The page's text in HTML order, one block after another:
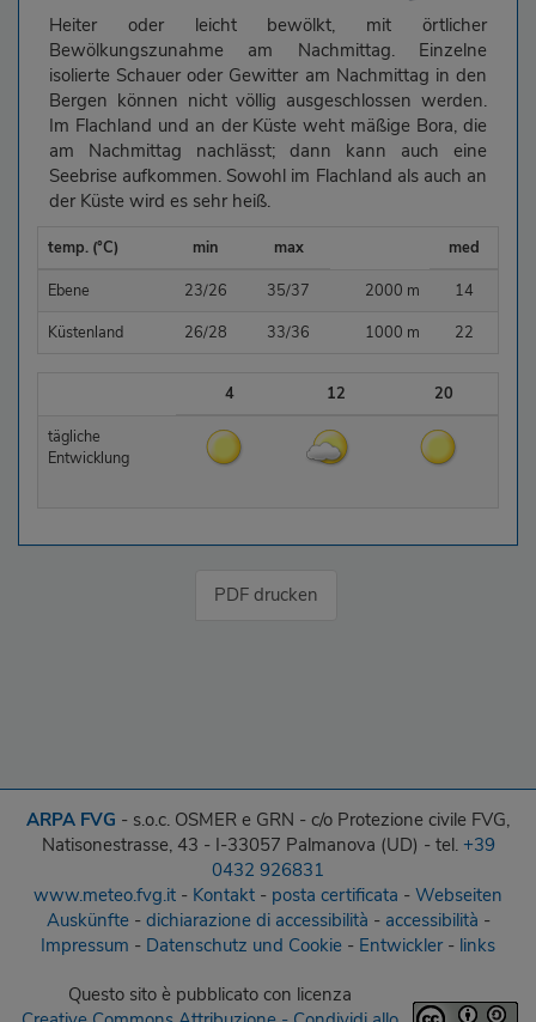
Heiter oder leicht bewölkt, mit örtlicher
Bewölkungszunahme am Nachmittag. Einzelne
isolierte Schauer oder Gewitter am Nachmittag in den
Bergen können nicht völlig ausgeschlossen werden.
Im Flachland und an der Küste weht mäßige Bora, die
am Nachmittag nachlässt; dann kann auch eine
Seebrise aufkommen. Sowohl im Flachland als auch an
der Küste wird es sehr heiß.
temp. (°C) min max
med
Ebene
23/26 35/37 2000 m
14
Küstenland
26/28 33/36 1000 m 22
4 12
20
tägliche
Entwicklung
PDF drucken
ARPA FVG - s.o.c. OSMER e GRN - c/o Protezione civile FVG,
Natisonestrasse, 43 - I-33057 Palmanova (UD) - tel. +39
0432 926831
www.meteo.fvg.it - Kontakt - posta certificata - Webseiten
Auskünfte - dichiarazione di accessibilità - accessibilità -
Impressum - Datenschutz und Cookie - Entwickler- links
Questo sitoè pubblicato con licenza